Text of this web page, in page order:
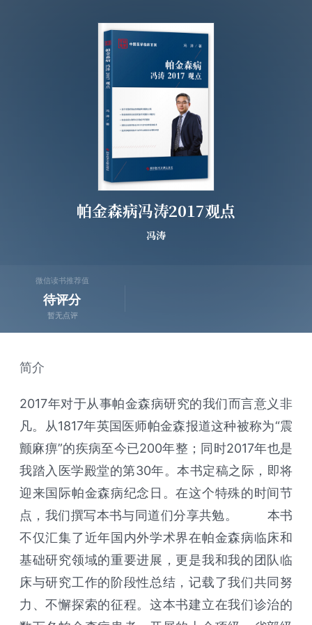
帕金森病冯涛2017观点
冯涛
微信读书推荐值
待评分
暂无点评
简介
2017年对于从事帕金森病研究的我们而言意义非
凡。从1817年英国医师帕金森报道这种被称为“震
颤麻痹”的疾病至今已200年整；同时2017年也是
我踏入医学殿堂的第30年。本书定稿之际，即将
迎来国际帕金森病纪念日。在这个特殊的时间节
点，我们撰写本书与同道们分享共勉。 本书
不仅汇集了近年国内外学术界在帕金森病临床和
基础研究领域的重要进展，更是我和我的团队临
床与研究工作的阶段性总结，记载了我们共同努
力、不懈探索的征程。这本书建立在我们诊治的